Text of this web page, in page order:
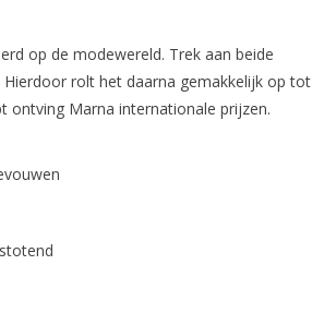
op de modewereld. Trek aan beide
rolt het daarna gemakkelijk op tot
ontving Marna internationale prijzen.